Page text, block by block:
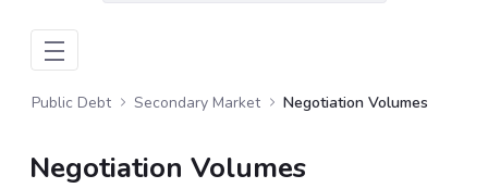
Public Debt Secondary Market Negotiation Volumes
Negotiation Volumes